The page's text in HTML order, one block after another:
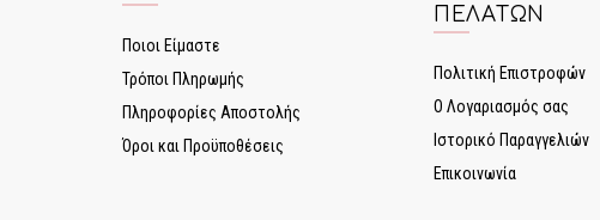
Ποιοι Είμαστε
Τρόποι Πληρωμής
Πληροφορίες Αποστολής
Όροι και Προϋποθέσεις
ΠΕΛΑΤΏΝ
Πολιτική Επιστροφών
Ο Λογαριασμός σας
Ιστορικό Παραγγελιών
Επικοινωνία